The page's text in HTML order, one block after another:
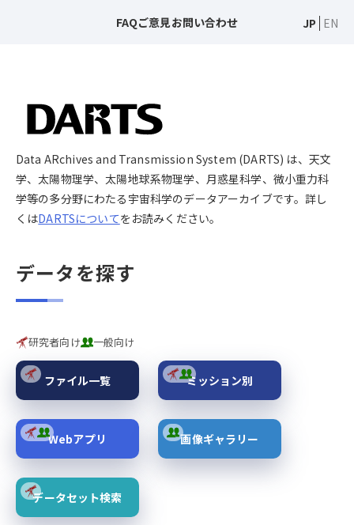
FAQご意見お問い合わせ JP EN
Data ARchives and Transmission System (DARTS) は、天文
学、太陽物理学、太陽地球系物理学、月惑星科学、微小重力科
学等の多分野にわたる宇宙科学のデータアーカイブです。詳し
くはDARTSについてをお読みください。
データを探す
研究者向け 一般向け
ファイル一覧 ミッション別
Webアプリ 画像ギャラリー
データセット検索